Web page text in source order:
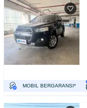
MOBIL BERGARANSI*